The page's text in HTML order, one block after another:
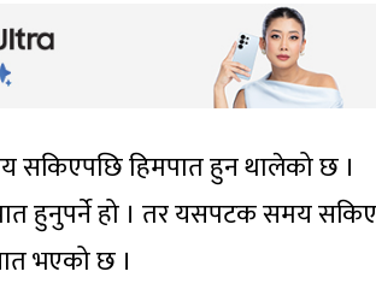
सकिएपछि हिमपात हुन थालेको छ ।
हुनुपर्ने हो । तर यसपटक समय
भएको छ ।